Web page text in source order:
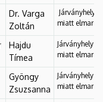
Dr. Varga
Zoltán
miatt
Hajdu
Tímea
Járványhelyzet
miatt
Gyöngy
Zsuzsanna
Járványhelyzet
miatt